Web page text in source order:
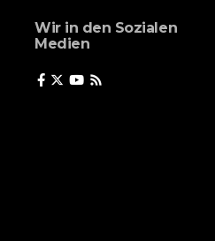
Wir in den Sozialen
Medien